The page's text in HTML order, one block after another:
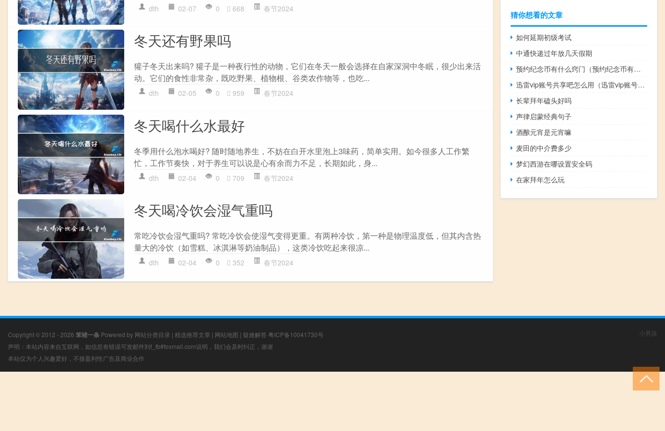
dth 02-07 0 668 春节2024
冬天还有野果吗
獾子冬天出来吗? 獾子是一种夜行性的动物，它们在冬天一般会选择在自家深洞中冬眠，很少出来活
动。它们的食性非常杂，既吃野果、植物根、谷类农作物等，也吃...
dth 02-05 0 959 春节2024
冬天喝什么水最好
冬季用什么泡水喝好? 随时随地养生，不妨在白开水里泡上3味药，简单实用。如今很多人工作繁
忙，工作节奏快，对于养生可以说是心有余而力不足，长期如此，身...
dth 02-04 0 709 春节2024
冬天喝冷饮会湿气重吗
常吃冷饮会湿气重吗? 常吃冷饮会使湿气变得更重。有两种冷饮，第一种是物理温度低，但其内含热
量大的冷饮（如雪糕、冰淇淋等奶油制品），这类冷饮吃起来很凉...
dth 02-04 0 352 春节2024
猜你想看的文章
如何延期初级考试
中通快递过年放几天假期
预约纪念币有什么窍门（预约纪念币有风险吗）
迅雷vip账号共享吧怎么用（迅雷vip账号共享吧）
长辈拜年磕头好吗
声律启蒙经典句子
酒酿元宵是元宵嘛
麦田的中介费多少
梦幻西游在哪设置安全码
在家拜年怎么玩
Copyright © 2012 - 2026 笨猪一条 Powered by 网站分类目录 | 精选推荐文章 | 网站地图 | 疑难解答 粤ICP备10041730号
声明：本站内容来自互联网，如信息有错误可发邮件到f_fb#foxmail.com说明，我们会及时纠正，谢谢
本站仅为个人兴趣爱好，不接盈利性广告及商业合作
小男孩